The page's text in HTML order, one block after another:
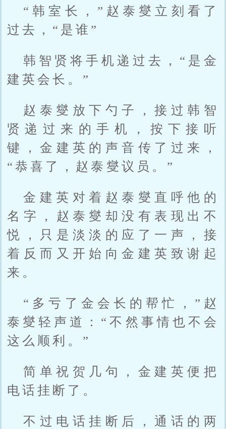
“韩室长，”赵泰燮立刻看了
过去，“是谁”
韩智贤将手机递过去，“是金
建英会长。”
赵泰燮放下勺子，接过韩智
贤递过来的手机，按下接听
键，金建英的声音传了过来，
“恭喜了，赵泰燮议员。”
金建英对着赵泰燮直呼他的
名字，赵泰燮却没有表现出不
悦，只是淡淡的应了一声，接
着反而又开始向金建英致谢起
来。
“多亏了金会长的帮忙，”赵
泰燮轻声道：“不然事情也不会
这么顺利。”
简单祝贺几句，金建英便把
电话挂断了。
不过电话挂断后，通话的两